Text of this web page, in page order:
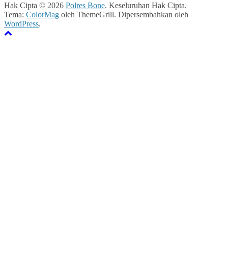
Hak Cipta © 2026 Polres Bone. Keseluruhan Hak Cipta.
Tema: ColorMag oleh ThemeGrill. Dipersembahkan oleh
WordPress.